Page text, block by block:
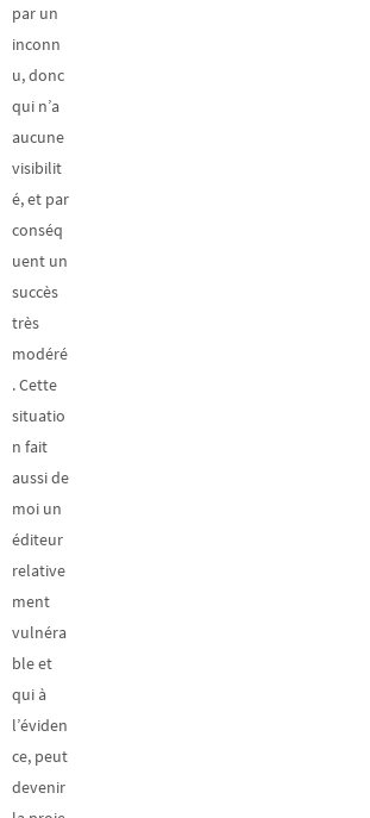
par un
inconn
u, donc
qui n’a
aucune
visibilit
é, et par
conséq
uent un
succès
très
modéré
. Cette
situatio
n fait
aussi de
moi un
éditeur
relative
ment
vulnéra
ble et
qui à
l’éviden
ce, peut
devenir